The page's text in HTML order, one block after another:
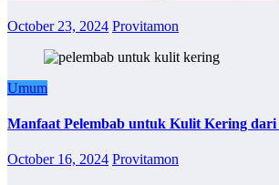
October 23, 2024 Provitamon
Umum
Manfaat Pelembab untuk Kulit Kering dari
October 16, 2024 Provitamon